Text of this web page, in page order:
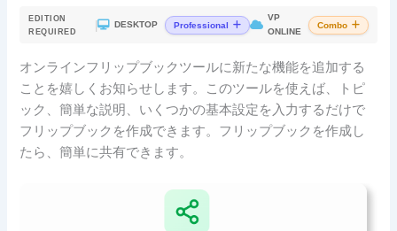
EDITION
REQUIRED
DESKTOP Professional
VP
ONLINE
Combo
オンラインフリップブックツールに新たな機能を追加する
ことを嬉しくお知らせします。このツールを使えば、トピ
ック、簡単な説明、いくつかの基本設定を入力するだけで
フリップブックを作成できます。フリップブックを作成し
たら、簡単に共有できます。